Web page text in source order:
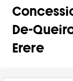
De-
Erere